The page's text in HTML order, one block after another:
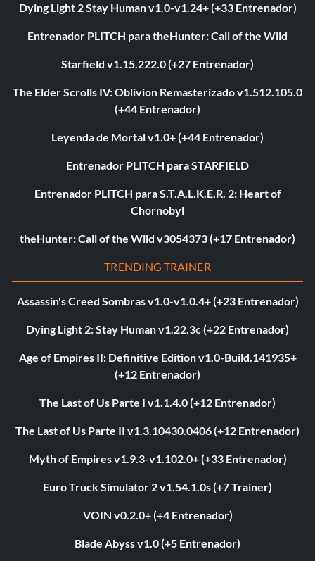
Dying Light 2 Stay Human v1.0-v1.24+ (+33 Entrenador)
Entrenador PLITCH para theHunter: Call of the Wild
Starfield v1.15.222.0 (+27 Entrenador)
The Elder Scrolls IV: Oblivion Remasterizado v1.512.105.0
(+44 Entrenador)
Leyenda de Mortal v1.0+ (+44 Entrenador)
Entrenador PLITCH para STARFIELD
Entrenador PLITCH para S.T.A.L.K.E.R. 2: Heart of
Chornobyl
theHunter: Call of the Wild v3054373 (+17 Entrenador)
TRENDING TRAINER
Assassin's Creed Sombras v1.0-v1.0.4+ (+23 Entrenador)
Dying Light 2: Stay Human v1.22.3c (+22 Entrenador)
Age of Empires II: Definitive Edition v1.0-Build.141935+
(+12 Entrenador)
The Last of Us Parte I v1.1.4.0 (+12 Entrenador)
The Last of Us Parte II v1.3.10430.0406 (+12 Entrenador)
Myth of Empires v1.9.3-v1.102.0+ (+33 Entrenador)
Euro Truck Simulator 2 v1.54.1.0s (+7 Trainer)
VOIN v0.2.0+ (+4 Entrenador)
Blade Abyss v1.0 (+5 Entrenador)